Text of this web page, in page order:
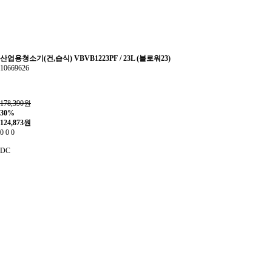
산업용청소기(건,습식) VBVB1223PF / 23L (블로워23)
10669626
178,390원
30%
124,873원
0 0 0
DC